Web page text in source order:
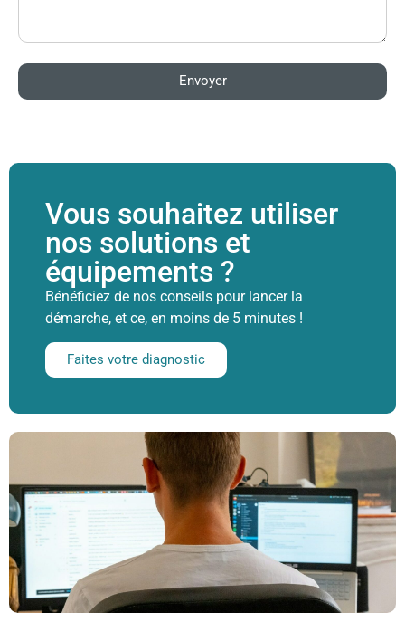
Envoyer
Vous souhaitez utiliser
nos solutions et
équipements ?
Bénéficiez de nos conseils pour lancer la
démarche, et ce, en moins de 5 minutes !
Faites votre diagnostic